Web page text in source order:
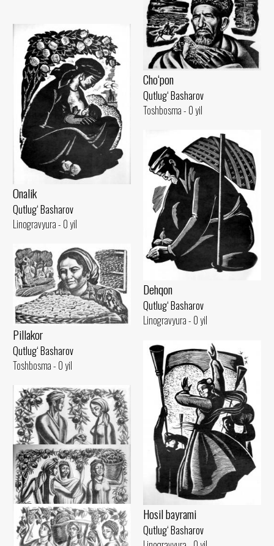
Cho‘pon
Qutlug‘ Basharov
Toshbosma - 0 yil
Onalik
Qutlug‘ Basharov
Linogravyura - 0 yil
Dehqon
Qutlug‘ Basharov
Linogravyura - 0 yil
Pillakor
Qutlug‘ Basharov
Toshbosma - 0 yil
Hosil bayrami
Qutlug‘ Basharov